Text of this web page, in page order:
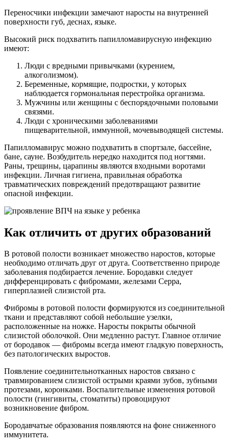
Переносчики инфекции замечают наросты на внутренней
поверхности губ, деснах, языке.
Высокий риск подхватить папилломавирусную инфекцию
имеют:
Люди с вредными привычками (курением,
алкоголизмом).
Беременные, кормящие, подростки, у которых
наблюдается гормональная перестройка организма.
Мужчины или женщины с беспорядочными половыми
связями.
Люди с хроническими заболеваниями
пищеварительной, иммунной, мочевыводящей системы.
Папилломавирус можно подхватить в спортзале, бассейне,
бане, сауне. Возбудитель нередко находится под ногтями.
Раны, трещины, царапины являются входными воротами
инфекции. Личная гигиена, правильная обработка
травматических повреждений предотвращают развитие
опасной инфекции.
Как отличить от других образований
В ротовой полости возникает множество наростов, которые
необходимо отличать друг от друга. Соответственно природе
заболевания подбирается лечение. Бородавки следует
дифференцировать с фибромами, железами Серра,
гиперплазией слизистой рта.
Фибромы в ротовой полости формируются из соединительной
ткани и представляют собой небольшие узелки,
расположенные на ножке. Наросты покрыты обычной
слизистой оболочкой. Они медленно растут. Главное отличие
от бородавок — фибромы всегда имеют гладкую поверхность,
без патологических выростов.
Появление соединительнотканных наростов связано с
травмированием слизистой острыми краями зубов, зубными
протезами, коронками. Воспалительные изменения ротовой
полости (гингивиты, стоматиты) провоцируют
возникновение фибром.
Бородавчатые образования появляются на фоне сниженного
иммунитета.